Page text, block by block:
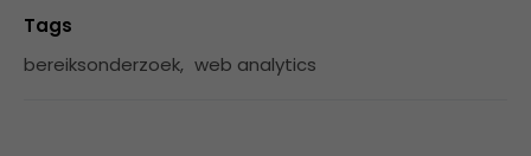
Tags
bereiksonderzoek, web analytics